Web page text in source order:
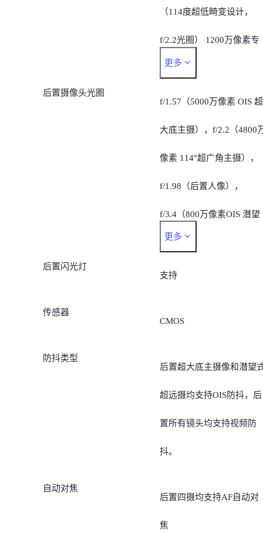
（114度超低畸变设计，
f/2.2光圈） 1200万像素专
业人像摄像头（47mm等效
焦距，f/1.98光圈） 800万
像素OIS 潜望式超远摄 （5
倍光学变焦，60倍超级变
，OIS防抖）
更多
后置摄像头光圈
f/1.57（5000万像素 OIS 超
大底主摄），f/2.2（4800
像素 114°超广角主摄），
f/1.98（后置人像），
f/3.4（800万像素OIS 潜望
式超远摄）
更多
后置闪光灯
支持
传感器
CMOS
防抖类型
后置超大底主摄像和潜望
超远摄均支持OIS防抖，后
置所有镜头均支持视频防
抖。
自动对焦
后置四摄均支持AF自动对
焦